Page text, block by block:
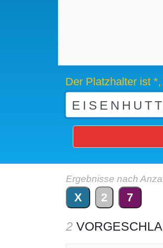
Der Platzhalter ist
Ergebnisse nach
X 2 7
2